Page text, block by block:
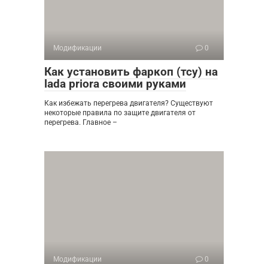
Модификации 0
Как установить фаркоп (тсу) на
lada priora своими руками
Как избежать перегрева двигателя? Существуют
некоторые правила по защите двигателя от
перегрева. Главное –
Модификации 0